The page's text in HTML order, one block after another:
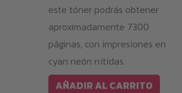
este tóner podrás obtener
aproximadamente 7300
páginas, con impresiones en
cyan neón nítidas.
AÑADIR AL CARRITO